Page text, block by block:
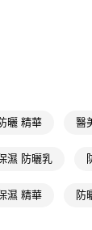
並確認金額後，即
將收到繳費通知簡訊
14天內，點擊此簡
取消欲退款等相關
圍內提供個人資料
宜，請瀏覽以下網址
含以上)免運費
含以上)免運費
曬 精華 醫
濕 防曬乳
濕 精華 防